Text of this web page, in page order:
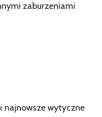
zaburzeniami
najnowsze wytyczne